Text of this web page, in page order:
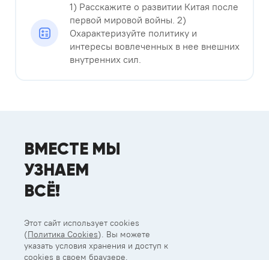
1) Расскажите о развитии Китая после
первой мировой войны. 2)
Охарактеризуйте политику и
интересы вовлеченных в нее внешних
внутренних сил.
ВМЕСТЕ МЫ
УЗНАЕМ
ВСЁ!
Этот сайт использует cookies
(Политика Cookies). Вы можете
указать условия хранения и доступ к
cookies в своем браузере.